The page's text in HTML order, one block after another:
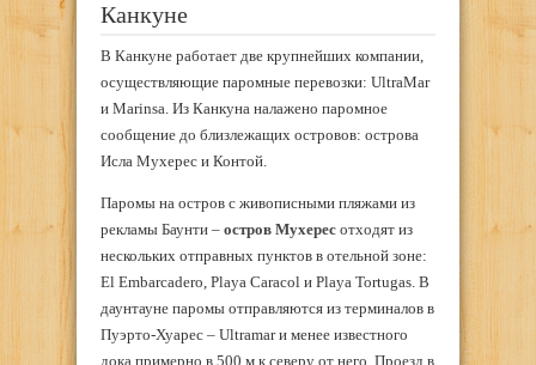
Канкуне
В Канкуне работает две крупнейших компании,
осуществляющие паромные перевозки: UltraMar
и Marinsa. Из Канкуна налажено паромное
сообщение до близлежащих островов: острова
Исла Мухерес и Контой.
Паромы на остров с живописными пляжами из
рекламы Баунти – остров Мухерес отходят из
нескольких отправных пунктов в отельной зоне:
El Embarcadero, Playa Caracol и Playa Tortugas. В
даунтауне паромы отправляются из терминалов в
Пуэрто-Хуарес – Ultramar и менее известного
дока примерно в 500 м к северу от него. Проезд в